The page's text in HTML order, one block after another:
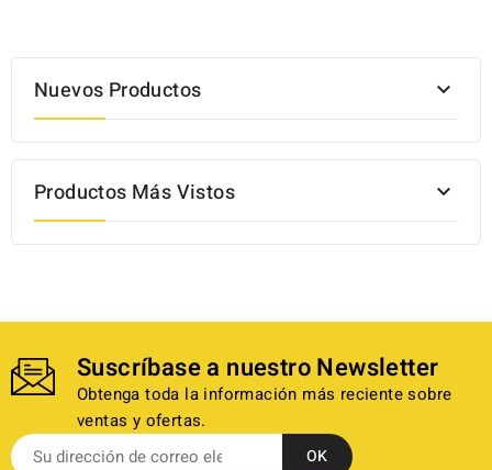
Nuevos Productos 
Productos Más Vistos 
Suscríbase a nuestro Newsletter
Obtenga toda la información más reciente sobre
ventas y ofertas.